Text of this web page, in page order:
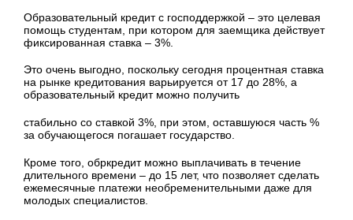
Образовательный кредит с господдержкой – это целевая
помощь студентам, при котором для заемщика действует
фиксированная ставка – 3%.
Это очень выгодно, поскольку сегодня процентная ставка
на рынке кредитования варьируется от 17 до 28%, а
образовательный кредит можно получить
стабильно со ставкой 3%, при этом, оставшуюся часть %
за обучающегося погашает государство.
Кроме того, обркредит можно выплачивать в течение
длительного времени – до 15 лет, что позволяет сделать
ежемесячные платежи необременительными даже для
молодых специалистов.